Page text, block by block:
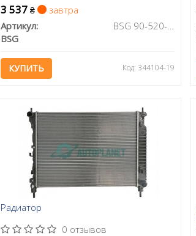
3 537₴
завтра
Артикул:
BSG
КУПИТЬ Код: 344104-19
Радиатор
0 отзывов